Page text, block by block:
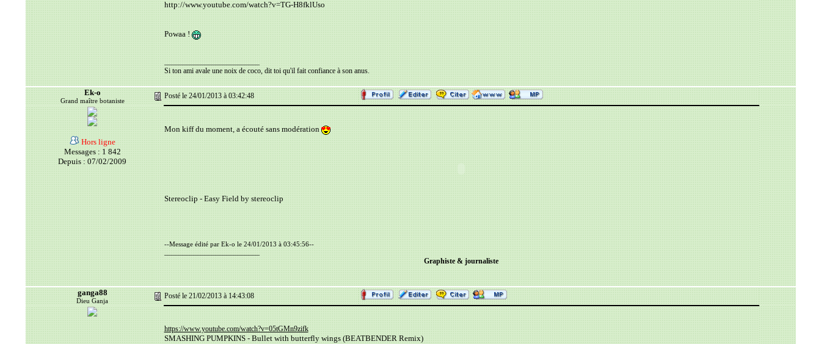
http://www.youtube.com/watch?v=TG-H8fklUso
Powaa !
__________________________
Si ton ami avale une noix de coco, dit toi qu'il fait confiance à son anus.
Ek-o
Grand maître botaniste
Posté le 24/01/2013 à 03:42:48
Hors ligne
Messages : 1 842
Depuis : 07/02/2009
Mon kiff du moment, a écouté sans modération
Stereoclip - Easy Field by stereoclip
--Message édité par Ek-o le 24/01/2013 à 03:45:56--
__________________________
Graphiste & journaliste
ganga88
Dieu Ganja
Posté le 21/02/2013 à 14:43:08
https://www.youtube.com/watch?v=05tGMn9zifk
SMASHING PUMPKINS - Bullet with butterfly wings (BEATBENDER Remix)